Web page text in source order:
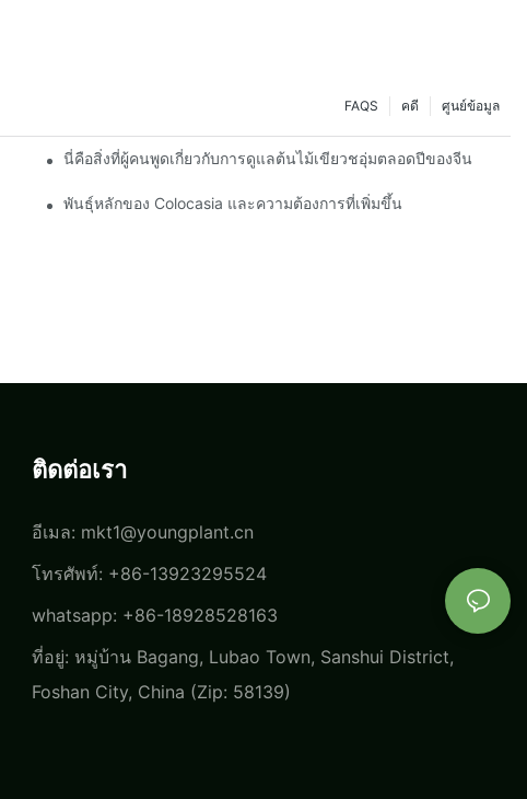
ศูนย์ข้อมูล
คดี
FAQS
นี่คือสิ่งที่ผู้คนพูดเกี่ยวกับการดูแลต้นไม้เขียวชอุ่มตลอดปีของจีน
พันธุ์หลักของ Colocasia และความต้องการที่เพิ่มขึ้น
ติดต่อเรา
อีเมล: mkt1@youngplant.cn
โทรศัพท์: +86-13923295524
whatsapp: +86-18928528163
ที่อยู่: หมู่บ้าน Bagang, Lubao Town, Sanshui District,
Foshan City, China (Zip: 58139)